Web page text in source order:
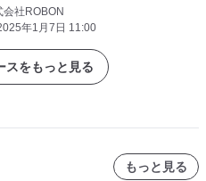
会社ROBON
年1月7日 11:00
スをもっと見る
もっと見る